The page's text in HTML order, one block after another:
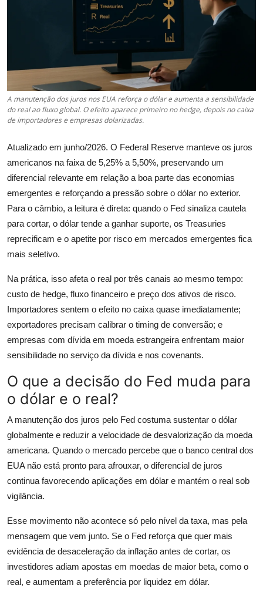
Radar Econômico
GX explica
Investimentos
Seguro de Vida
Motores do Brasil
A manutenção dos juros nos EUA reforça o dólar e aumenta a sensibilidade
do real ao fluxo global. O efeito aparece primeiro no hedge, depois no caixa
de importadores e empresas dolarizadas.
Atualizado em junho/2026. O Federal Reserve manteve os juros
americanos na faixa de 5,25% a 5,50%, preservando um
diferencial relevante em relação a boa parte das economias
emergentes e reforçando a pressão sobre o dólar no exterior.
Para o câmbio, a leitura é direta: quando o Fed sinaliza cautela
para cortar, o dólar tende a ganhar suporte, os Treasuries
reprecificam e o apetite por risco em mercados emergentes fica
mais seletivo.
Na prática, isso afeta o real por três canais ao mesmo tempo:
custo de hedge, fluxo financeiro e preço dos ativos de risco.
Importadores sentem o efeito no caixa quase imediatamente;
exportadores precisam calibrar o timing de conversão; e
empresas com dívida em moeda estrangeira enfrentam maior
sensibilidade no serviço da dívida e nos covenants.
O que a decisão do Fed muda para
o dólar e o real?
A manutenção dos juros pelo Fed costuma sustentar o dólar
globalmente e reduzir a velocidade de desvalorização da moeda
americana. Quando o mercado percebe que o banco central dos
EUA não está pronto para afrouxar, o diferencial de juros
continua favorecendo aplicações em dólar e mantém o real sob
vigilância.
Esse movimento não acontece só pelo nível da taxa, mas pela
mensagem que vem junto. Se o Fed reforça que quer mais
evidência de desaceleração da inflação antes de cortar, os
investidores adiam apostas em moedas de maior beta, como o
real, e aumentam a preferência por liquidez em dólar.